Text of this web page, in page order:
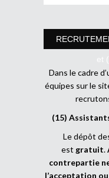
et
Dans le cadre
équipes sur le
(15)
Le dépôt
est gratuit.
contrepartie
l’acceptation